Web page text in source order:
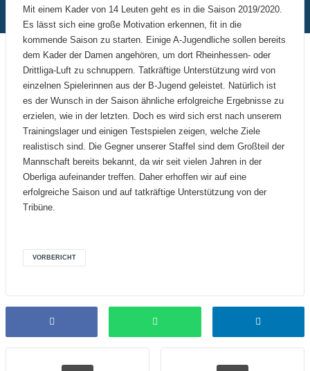
Mit einem Kader von 14 Leuten geht es in die Saison 2019/2020.
Es lässt sich eine große Motivation erkennen, fit in die
kommende Saison zu starten. Einige A-Jugendliche sollen bereits
dem Kader der Damen angehören, um dort Rheinhessen- oder
Drittliga-Luft zu schnuppern. Tatkräftige Unterstützung wird von
einzelnen Spielerinnen aus der B-Jugend geleistet. Natürlich ist
es der Wunsch in der Saison ähnliche erfolgreiche Ergebnisse zu
erzielen, wie in der letzten. Doch es wird sich erst nach unserem
Trainingslager und einigen Testspielen zeigen, welche Ziele
realistisch sind. Die Gegner unserer Staffel sind dem Großteil der
Mannschaft bereits bekannt, da wir seit vielen Jahren in der
Oberliga aufeinander treffen. Daher erhoffen wir auf eine
erfolgreiche Saison und auf tatkräftige Unterstützung von der
Tribüne.
VORBERICHT